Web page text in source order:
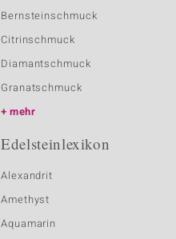
Bernsteinschmuck
Citrinschmuck
Diamantschmuck
Granatschmuck
mehr
Edelsteinlexikon
Alexandrit
Amethyst
Aquamarin